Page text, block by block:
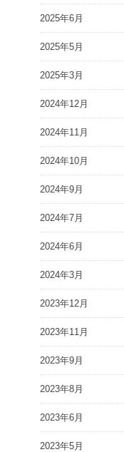
2025年6月
2025年5月
2025年3月
2024年12月
2024年11月
2024年10月
2024年9月
2024年7月
2024年6月
2024年3月
2023年12月
2023年11月
2023年9月
2023年8月
2023年6月
2023年5月